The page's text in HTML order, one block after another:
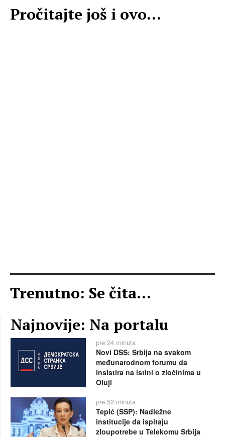
Pročitajte još i ovo...
Trenutno: Se čita...
Najnovije: Na portalu
pre 24 minuta
Novi DSS: Srbija na svakom
međunarodnom forumu da
insistira na istini o zločinima u
Oluji
pre 52 minuta
Tepić (SSP): Nadležne
institucije da ispitaju
zloupotrebe u Telekomu Srbija